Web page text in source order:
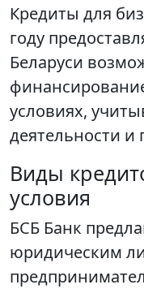
Кредиты для
году
Беларуси
условиях,
деятельности и
Виды
условия
БСБ Банк
юридическим